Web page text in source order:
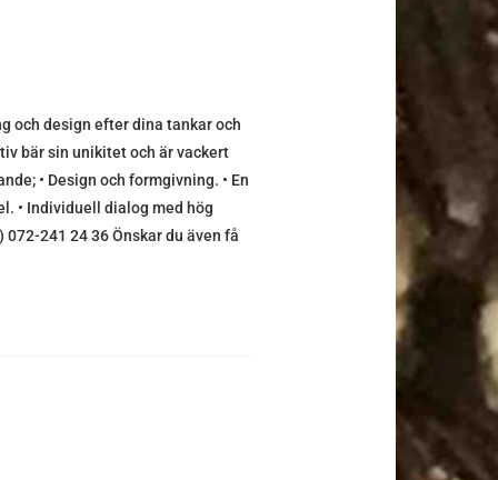
och design efter dina tankar och
bär sin unikitet och är vackert
• Design och formgivning. • En
• Individuell dialog med hög
241 24 36 Önskar du även få